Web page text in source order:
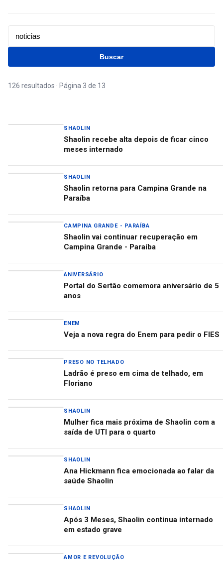
Buscar
126 resultados · Página 3 de 13
SHAOLIN
Shaolin recebe alta depois de ficar cinco
meses internado
SHAOLIN
Shaolin retorna para Campina Grande na
Paraíba
CAMPINA GRANDE - PARAÍBA
Shaolin vai continuar recuperação em
Campina Grande - Paraíba
ANIVERSÁRIO
Portal do Sertão comemora aniversário de 5
anos
ENEM
Veja a nova regra do Enem para pedir o FIES
PRESO NO TELHADO
Ladrão é preso em cima de telhado, em
Floriano
SHAOLIN
Mulher fica mais próxima de Shaolin com a
saída de UTI para o quarto
SHAOLIN
Ana Hickmann fica emocionada ao falar da
saúde Shaolin
SHAOLIN
Após 3 Meses, Shaolin continua internado
em estado grave
AMOR E REVOLUÇÃO